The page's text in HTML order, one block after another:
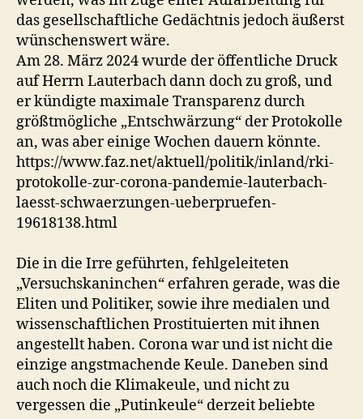
das gesellschaftliche Gedächtnis jedoch äußerst
wünschenswert wäre.
Am 28. März 2024 wurde der öffentliche Druck
auf Herrn Lauterbach dann doch zu groß, und
er kündigte maximale Transparenz durch
größtmögliche „Entschwärzung“ der Protokolle
an, was aber einige Wochen dauern könnte.
https://www.faz.net/aktuell/politik/inland/rki-
protokolle-zur-corona-pandemie-lauterbach-
laesst-schwaerzungen-ueberpruefen-
19618138.html
Die in die Irre geführten, fehlgeleiteten
„Versuchskaninchen“ erfahren gerade, was die
Eliten und Politiker, sowie ihre medialen und
wissenschaftlichen Prostituierten mit ihnen
angestellt haben. Corona war und ist nicht die
einzige angstmachende Keule. Daneben sind
auch noch die Klimakeule, und nicht zu
vergessen die „Putinkeule“ derzeit beliebte